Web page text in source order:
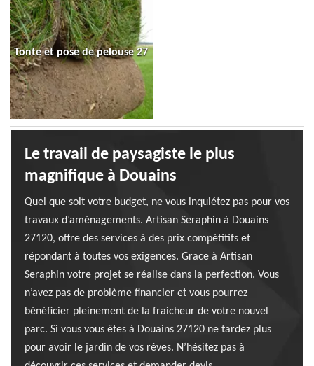
Tonte et pose de pelouse 27
Le travail de paysagiste le plus
magnifique à Douains
Quel que soit votre budget, ne vous inquiétez pas pour vos
travaux d’aménagements. Artisan Seraphin à Douains
27120, offre des services à des prix compétitifs et
répondant à toutes vos exigences. Grace à Artisan
Seraphin votre projet se réalise dans la perfection. Vous
n’avez pas de problème financier et vous pourrez
bénéficier pleinement de la fraicheur de votre nouvel
parc. Si vous vous êtes à Douains 27120 ne tardez plus
pour avoir le jardin de vos rêves. N’hésitez pas à